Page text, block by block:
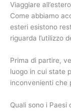
Viaggiare
Come abbiamo
esteri esistono
riguarda l’utilizzo
Prima di partire,
luogo in cui state
inconvenienti che
Quali sono i Paesi